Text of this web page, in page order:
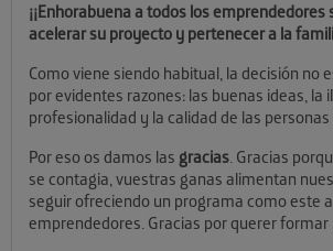
¡¡Enhorabuena a todos los
acelerar su proyecto y pertenecer a la
Como viene siendo habitual, la decisión no
por evidentes razones: las buenas ideas, la
profesionalidad y la calidad de las
Por eso os damos las gracias. Gracias
se contagia, vuestras ganas alimentan
seguir ofreciendo un programa como este
emprendedores. Gracias por querer formar